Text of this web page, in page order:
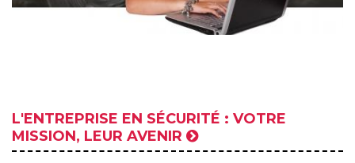
L'ENTREPRISE EN SÉCURITÉ : VOTRE
MISSION, LEUR AVENIR